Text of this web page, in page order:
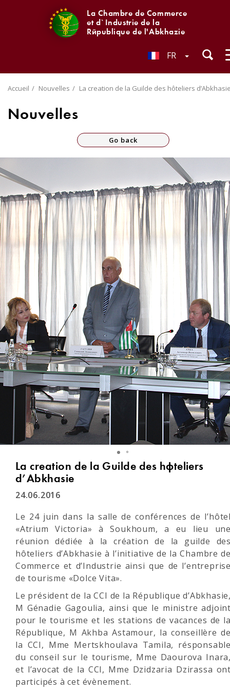
La Chambre de Commerce
et d`Industrie de la
République de l'Abkhazie
FR
Accueil Nouvelles La creation de la Guilde des hôteliers
Nouvelles
Go back
La creation de la Guilde des hôteliers
d’Abkhasie
24.06.2016
Le 24 juin dans la salle de conférences de
«Atrium Victoria» à Soukhoum, a eu lieu
réunion dédiée à la création de la guilde
hôteliers d’Abkhasie à l’initiative de la Chambre
Commerce et d’Industrie ainsi que de
de tourisme «Dolce Vita».
Le président de la CCI de la République
M Génadie Gagoulia, ainsi que le ministre
pour le tourisme et les stations de vacances de
République, M Akhba Astamour, la conseillère
la CCI, Mme Mertskhoulava Tamila,
du conseil sur le tourisme, Mme Daourova
et l’avocat de la CCI, Mme Dzidzaria Dzirassa
participés à cet évènement.